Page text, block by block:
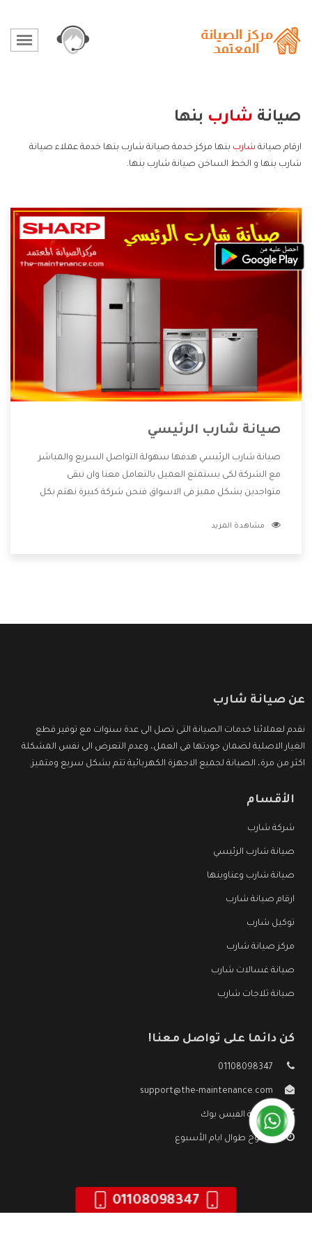
صيانة شارب بنها
ارقام صيانة شارب بنها مركز خدمة صيانة شارب بنها خدمة عملاء صيانة
شارب بنها و الخط الساخن صيانة شارب بنها.
صيانة شارب الرئيسي
صيانة شارب الرئيسي هدفها سهولة التواصل السريع والمباشر
مع الشركة لكى يستمتع العميل بالتعامل معنا وان نبقى
متواجدين بشكل مميز فى الاسواق فنحن شركة كبيرة نهتم بكل
الشركة بها والتى تكون منها خدمة الصيانة التى تكون من أهم
مشاهدة المزيد
عن صيانة شارب
نقدم لعملائنا خدمات الصيانة التى تصل الى عدة سنوات مع توفير قطع
الغيار الاصلية لضمان جودتها فى العمل، وعدم التعرض الى نفس المشكلة
اكثر من مرة، الصيانة لجميع الاجهزة الكهربائية تتم بشكل سريع ومتميز.
الأقسام
شركة شارب
صيانة شارب الرئيسي
صيانة شارب وعناوينها
ارقام صيانة شارب
توكيل شارب
مركز صيانة شارب
صيانة غسالات شارب
صيانة ثلاجات شارب
كن دائما على تواصل معنا!
01108098347
support@the-maintenance.com
صفحة الفيس بوك
مفتوح طوال ايام الأسبوع
01108098347